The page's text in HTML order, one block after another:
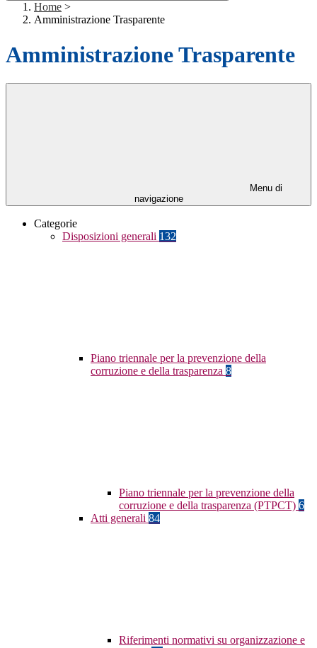
Home >
Amministrazione Trasparente
Amministrazione Trasparente
Menu di
navigazione
Categorie
Disposizioni generali 132
Piano triennale per la prevenzione della
corruzione e della trasparenza 8
Piano triennale per la prevenzione della
corruzione e della trasparenza (PTPCT) 6
Atti generali 84
Riferimenti normativi su organizzazione e